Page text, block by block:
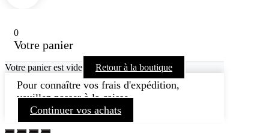
0
Votre panier
Votre panier est vide Retour à la boutique
Pour connaître vos frais d'expédition,
veuillez passer à la caisse.
Continuer vos achats